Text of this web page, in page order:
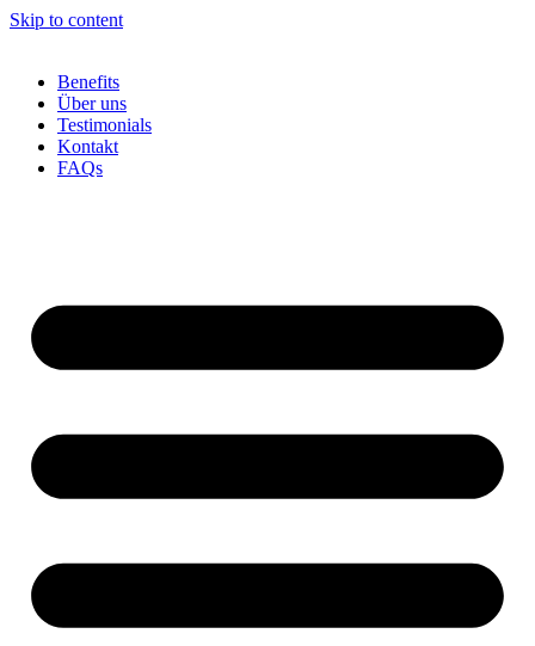
Skip to content
Benefits
Über uns
Testimonials
Kontakt
FAQs